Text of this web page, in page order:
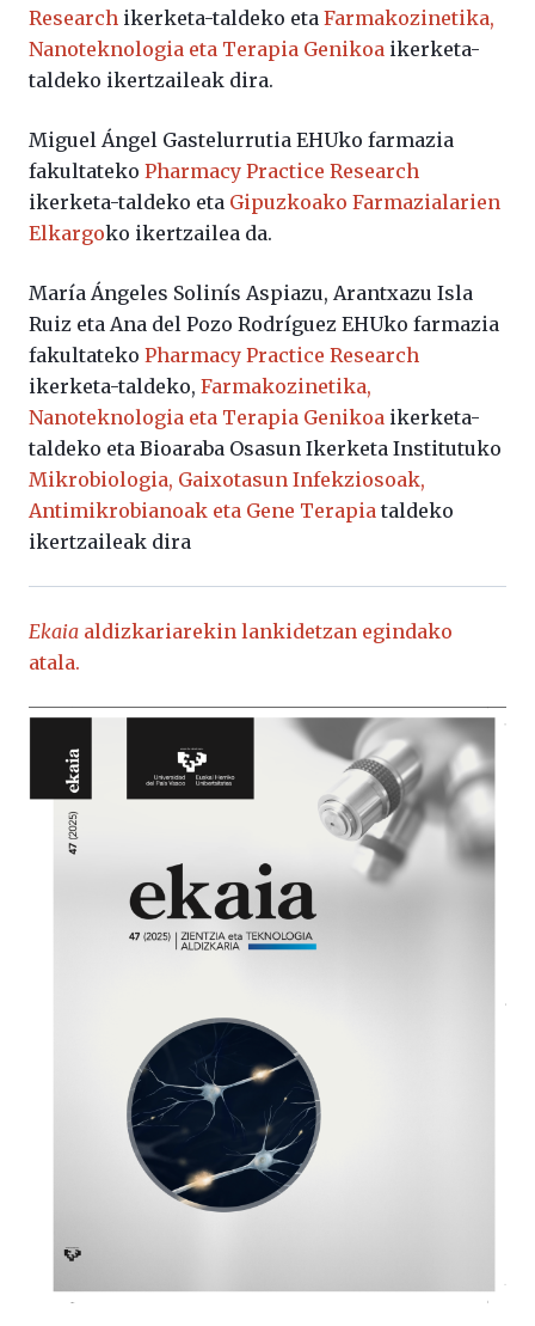
Research ikerketa-taldeko eta Farmakozinetika,
Nanoteknologia eta Terapia Genikoa ikerketa-
taldeko ikertzaileak dira.
Miguel Ángel Gastelurrutia EHUko farmazia
fakultateko Pharmacy Practice Research
ikerketa-taldeko eta Gipuzkoako Farmazialarien
Elkargoko ikertzailea da.
María Ángeles Solinís Aspiazu, Arantxazu Isla
Ruiz eta Ana del Pozo Rodríguez EHUko farmazia
fakultateko Pharmacy Practice Research
ikerketa-taldeko, Farmakozinetika,
Nanoteknologia eta Terapia Genikoa ikerketa-
taldeko eta Bioaraba Osasun Ikerketa Institutuko
Mikrobiologia, Gaixotasun Infekziosoak,
Antimikrobianoak eta Gene Terapia taldeko
ikertzaileak dira
Ekaia aldizkariarekin lankidetzan egindako
atala.